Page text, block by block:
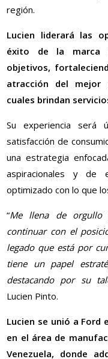
región.
Lucien liderará las
éxito de la marca
objetivos,
atracción del mejor
cuales brindan
Su experiencia será
satisfacción de
una estrategia
aspiracionales y de
optimizado con lo que
“Me llena de orgullo
continuar con el
legado que está por
tiene un papel
destacando por su
Lucien Pinto.
Lucien se unió a Ford
en el área de
Venezuela, donde